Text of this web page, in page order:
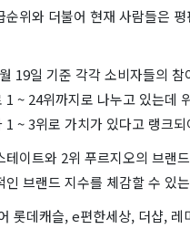
순위와 더불어 현재 사람들은
19일 기준 각각 소비자들의
1 ~ 24위까지로 나누고 있는데
1 ~ 3위로 가치가 있다고 랭크
테이트와 2위 푸르지오의 브랜
인 브랜드 지수를 체감할 수 있
롯데캐슬, e편한세상, 더샵,